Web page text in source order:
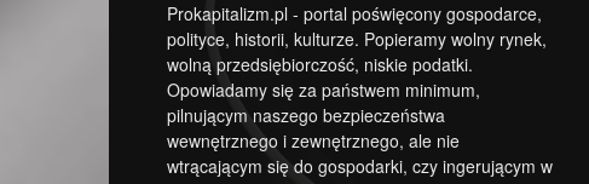
Prokapitalizm.pl - portal poświęcony gospodarce,
polityce, historii, kulturze. Popieramy wolny rynek,
wolną przedsiębiorczość, niskie podatki.
Opowiadamy się za państwem minimum,
pilnującym naszego bezpieczeństwa
wewnętrznego i zewnętrznego, ale nie
wtrącającym się do gospodarki, czy ingerującym w